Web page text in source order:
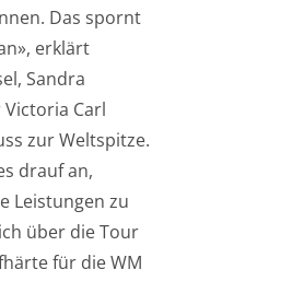
Das spornt
erklärt
Sandra
Carl
zur Weltspitze.
drauf an,
Leistungen zu
über die Tour
für die WM